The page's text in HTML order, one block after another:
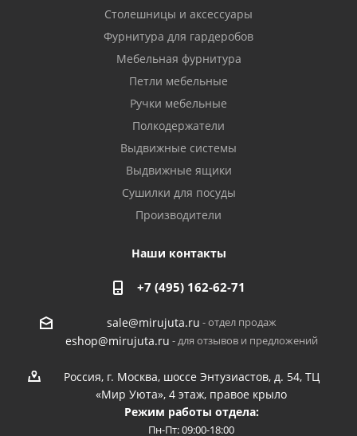
Столешницы и аксессуары
Фурнитура для гардеробов
Мебельная фурнитура
Петли мебельные
Ручки мебельные
Полкодержатели
Выдвижные системы
Выдвижные ящики
Сушилки для посуды
Производители
Наши контакты
+7 (495) 162-62-71
sale@mirujuta.ru - отдел продаж
eshop@mirujuta.ru - для отзывов и предложений
Россия, г. Москва, шоссе Энтузиастов, д. 54, ТЦ
«Мир Уюта», 4 этаж, правое крыло
Режим работы отдела:
Пн-Пт: 09:00-18:00